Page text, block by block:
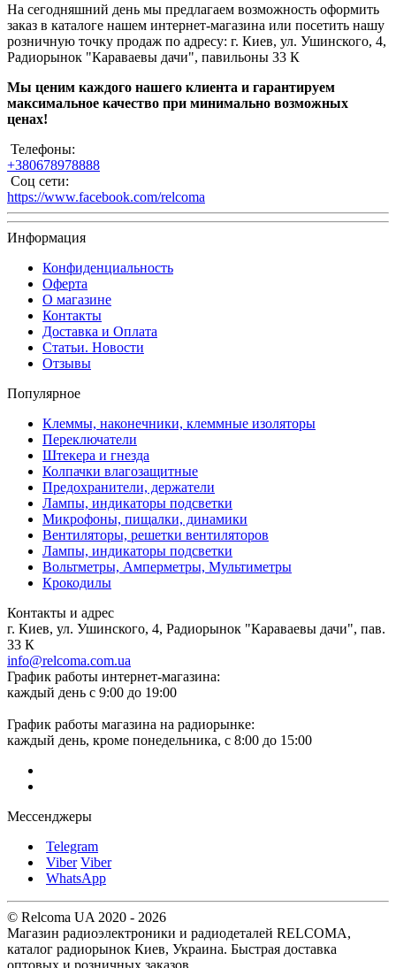
На сегодняшний день мы предлагаем возможность оформить
заказ в каталоге нашем интернет-магазина или посетить нашу
розничную точку продаж по адресу: г. Киев, ул. Ушинского, 4,
Радиорынок "Караваевы дачи", павильоны 33 К
Мы ценим каждого нашего клиента и гарантируем
максимальное качество при минимально возможных
ценах!
Телефоны:
+380678978888
Соц сети:
https://www.facebook.com/relcoma
Информация
Конфиденциальность
Оферта
О магазине
Контакты
Доставка и Оплата
Статьи. Новости
Отзывы
Популярное
Клеммы, наконечники, клеммные изоляторы
Переключатели
Штекера и гнезда
Колпачки влагозащитные
Предохранители, держатели
Лампы, индикаторы подсветки
Микрофоны, пищалки, динамики
Вентиляторы, решетки вентиляторов
Лампы, индикаторы подсветки
Вольтметры, Амперметры, Мультиметры
Крокодилы
Контакты и адрес
г. Киев, ул. Ушинского, 4, Радиорынок "Караваевы дачи", пав.
33 К
info@relcoma.com.ua
График работы интернет-магазина:
каждый день с 9:00 до 19:00
График работы магазина на радиорынке:
каждый день, кроме понедельника, с 8:00 до 15:00
Мессенджеры
Telegram
Viber Viber
WhatsApp
© Relcoma UA 2020 - 2026
Магазин радиоэлектроники и радиодеталей RELCOMA,
каталог радиорынок Киев, Украина. Быстрая доставка
оптовых и розничных заказов.